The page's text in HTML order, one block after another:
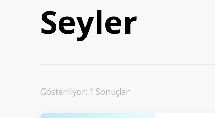
Seyler
Gösteriliyor: 1 Sonuçlar